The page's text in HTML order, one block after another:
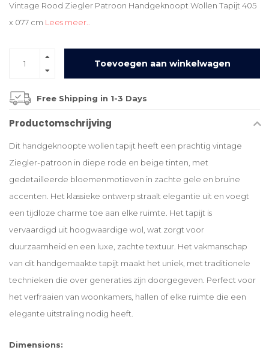
Vintage Rood Ziegler Patroon Handgeknoopt Wollen Tapijt 405
x 077 cm Lees meer..
Toevoegen aan winkelwagen
Free Shipping in 1-3 Days
Productomschrijving
Dit handgeknoopte wollen tapijt heeft een prachtig vintage
Ziegler-patroon in diepe rode en beige tinten, met
gedetailleerde bloemenmotieven in zachte gele en bruine
accenten. Het klassieke ontwerp straalt elegantie uit en voegt
een tijdloze charme toe aan elke ruimte. Het tapijt is
vervaardigd uit hoogwaardige wol, wat zorgt voor
duurzaamheid en een luxe, zachte textuur. Het vakmanschap
van dit handgemaakte tapijt maakt het uniek, met traditionele
technieken die over generaties zijn doorgegeven. Perfect voor
het verfraaien van woonkamers, hallen of elke ruimte die een
elegante uitstraling nodig heeft.
Dimensions: